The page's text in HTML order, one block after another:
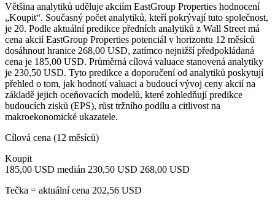
Většina analytiků uděluje akciím EastGroup Properties hodnocení
„Koupit“. Současný počet analytiků, kteří pokrývají tuto společnost,
je 20. Podle aktuální predikce předních analytiků z Wall Street má
cena akcií EastGroup Properties potenciál v horizontu 12 měsíců
dosáhnout hranice 268,00 USD, zatímco nejnižší předpokládaná
cena je 185,00 USD. Průměrná cílová valuace stanovená analytiky
je 230,50 USD. Tyto predikce a doporučení od analytiků poskytují
přehled o tom, jak hodnotí valuaci a budoucí vývoj ceny akcií na
základě jejich oceňovacích modelů, které zohledňují predikce
budoucích zisků (EPS), růst tržního podílu a citlivost na
makroekonomické ukazatele.
Cílová cena (12 měsíců)
Koupit
185,00 USD medián 230,50 USD 268,00 USD
Tečka = aktuální cena 202,56 USD